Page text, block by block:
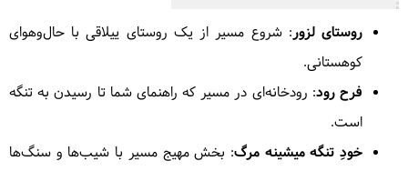
روستای لزور: شروع مسیر از یک روستای ییلاقی با حال‌وهوای
کوهستانی.
فرح رود: رودخانه‌ای در مسیر که راهنمای شما تا رسیدن به تنگه
است.
خودِ تنگه میشینه مرگ: بخش مهیج مسیر با شیب‌ها و سنگ‌ها